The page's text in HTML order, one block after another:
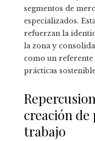
segmentos de
especializados.
refuerzan la
la zona y
como un
prácticas
creación de
trabajo